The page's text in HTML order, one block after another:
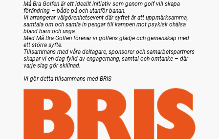
Må Bra Golfen är ett ideellt initiativ som genom golf vill skapa
förändring – både på och utanför banan.
Vi arrangerar välgörenhetsevent där syftet är att uppmärksamma,
samtala om och samla in pengar till kampen mot psykisk ohälsa
bland barn och unga.
Med Må Bra Golfen förenar vi golfens glädje och gemenskap med
ett större syfte.
Tillsammans med våra deltagare, sponsorer och samarbetspartners
skapar vi en dag fylld av engagemang, samtal och omtanke – där
varje slag gör skillnad.
Vi gör detta tillsammans med BRIS